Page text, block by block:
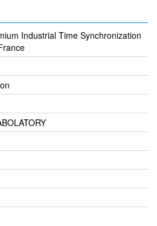
Industrial Time Synchronization